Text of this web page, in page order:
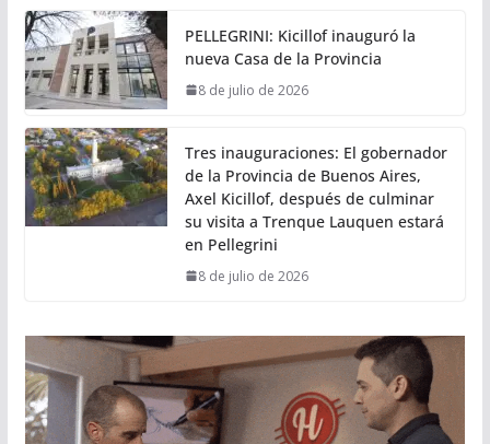
PELLEGRINI: Kicillof inauguró la
nueva Casa de la Provincia
8 de julio de 2026
Tres inauguraciones: El gobernador
de la Provincia de Buenos Aires,
Axel Kicillof, después de culminar
su visita a Trenque Lauquen estará
en Pellegrini
8 de julio de 2026